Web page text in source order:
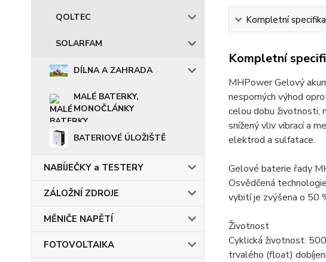
QOLTEC
SOLARFAM
DÍLNA A ZAHRADA
MALÉ BATERKY,
MONOČLÁNKY
BATERIOVÉ ÚLOŽIŠTĚ
NABÍJEČKY a TESTERY
ZÁLOŽNÍ ZDROJE
MĚNIČE NAPĚTÍ
FOTOVOLTAIKA
Kompletní
Kompletní
MHPower Gelový
nesporných výhod
celou dobu životnosti,
snížený vliv vibrací a
elektrod a sulfatace.
Gelové baterie řady
Osvědčená
vybití je zvýšena o 50
Životnost
Cyklická životnost:
trvalého (float)